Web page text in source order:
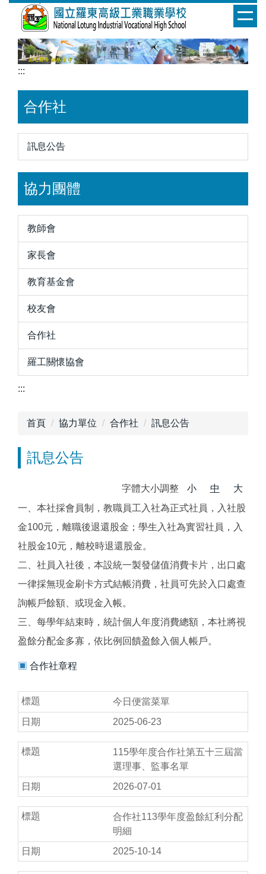
:::
合作社
訊息公告
協力團體
教師會
家長會
教育基金會
校友會
合作社
羅工關懷協會
:::
首頁 協力單位 合作社 訊息公告
訊息公告
字體大小調整 小 中
大
一、本社採會員制，教職員工入社為正式社員，入社股
金100元，離職後退還股金；學生入社為實習社員，入
社股金10元，離校時退還股金。
二、社員入社後，本設統一製發儲值消費卡片，出口處
一律採無現金刷卡方式結帳消費，社員可先於入口處查
詢帳戶餘額、或現金入帳。
三、每學年結束時，統計個人年度消費總額，本社將視
盈餘分配金多寡，依比例回饋盈餘入個人帳戶。
▣ 合作社章程
今日便當菜單
2025-06-23
115學年度合作社第五十三屆當
選理事、監事名單
2026-07-01
合作社113學年度盈餘紅利分配
明細
2025-10-14